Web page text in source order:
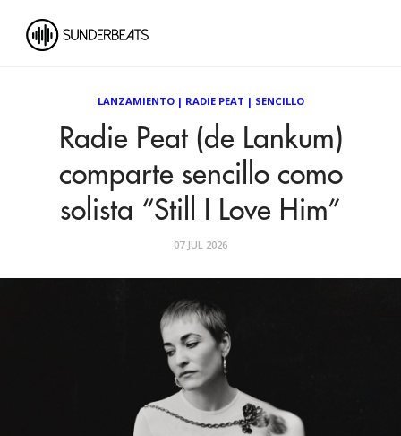
LANZAMIENTO| RADIE PEAT | SENCILLO
Radie Peat (de Lankum)
comparte sencillo como
solista “Still I Love Him”
07 JUL 2026